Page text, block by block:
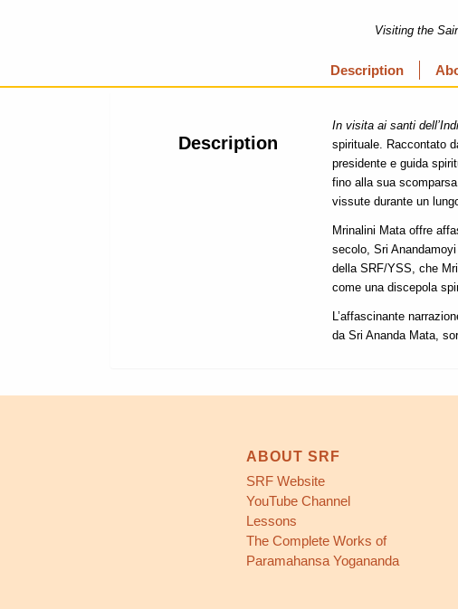
Visiting the
Description
Description
In visita ai santi
spirituale. Raccontato
presidente e guida
fino alla sua
vissute durante un
Mrinalini Mata offre
secolo, Sri
della SRF/YSS, che
come una discepola
L’affascinante
da Sri Ananda Mata,
ABOUT SRF
SRF Website
YouTube Channel
Lessons
The Complete Works of
Paramahansa Yogananda